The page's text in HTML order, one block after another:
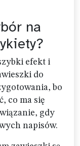
na
efekt i
do
bo
co ma się
gdy
napisów.